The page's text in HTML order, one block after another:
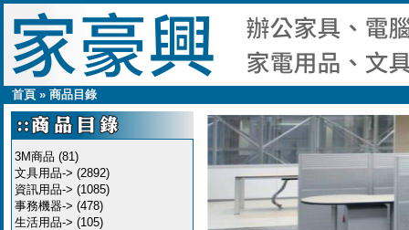
首頁 » 商品目錄
3M商品 (81)
文具用品-> (2892)
資訊用品-> (1085)
事務機器-> (478)
生活用品-> (105)